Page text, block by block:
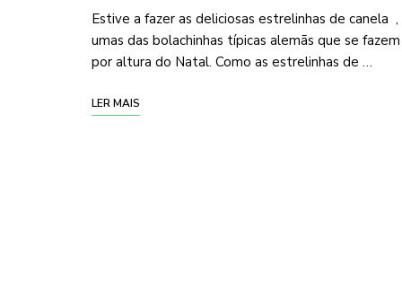
Estive a fazer as deliciosas estrelinhas de canela ,
umas das bolachinhas típicas alemãs que se fazem
por altura do Natal. Como as estrelinhas de …
LER MAIS